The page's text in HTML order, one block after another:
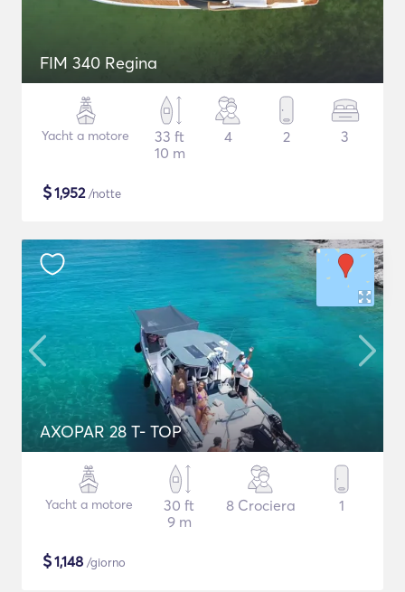
FIM 340 Regina
Yacht a motore
33 ft
10 m
4 2 3
$1,952/notte
AXOPAR 28 T- TOP
Yacht a motore
30 ft
9 m
8 Crociera 1
$1,148 /giorno